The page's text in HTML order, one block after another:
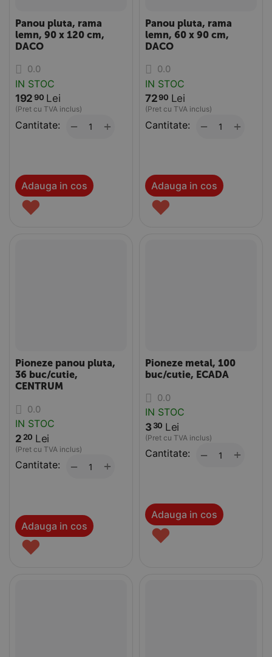
Panou pluta, rama
lemn, 90 x 120 cm,
DACO
0.0
IN STOC
192 90 Lei
(Pret cu TVA inclus)
Cantitate: +
−
Adauga in cos
♥
Panou pluta, rama
lemn, 60 x 90 cm,
DACO
0.0
IN STOC
7290 Lei
(Pret cu TVA inclus)
Cantitate: +
−
Adauga in cos
♥
Pioneze panou pluta,
36 buc/cutie,
CENTRUM
0.0
IN STOC
2 20 Lei
(Pret cu TVA inclus)
Cantitate: +
−
Adauga in cos
♥
Pioneze metal, 100
buc/cutie, ECADA
0.0
IN STOC
3 30 Lei
(Pret cu TVA inclus)
Cantitate: +
−
Adauga in cos
♥